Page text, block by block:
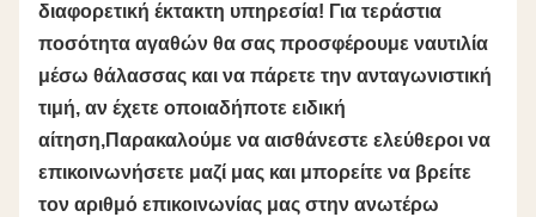
διαφορετική έκτακτη υπηρεσία! Για τεράστια
ποσότητα αγαθών θα σας προσφέρουμε ναυτιλία
μέσω θάλασσας και να πάρετε την ανταγωνιστική
τιμή, αν έχετε οποιαδήποτε ειδική
αίτηση,Παρακαλούμε να αισθάνεστε ελεύθεροι να
επικοινωνήσετε μαζί μας και μπορείτε να βρείτε
τον αριθμό επικοινωνίας μας στην ανωτέρω